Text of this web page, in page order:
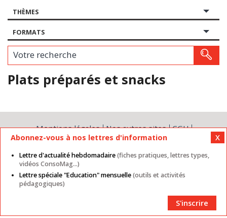
THÈMES
FORMATS
Votre recherche
Plats préparés et snacks
Mentions légales Nos autres sites CGU
Données personnelles Cookies Contact
Plan du site Partenaires
Abonnez-vous à nos lettres d'information
Lettre d'actualité hebdomadaire(fiches pratiques, lettres types,
vidéos ConsoMag...)
Lettre spéciale "Education" mensuelle(outils et activités
pédagogiques)
S'inscrire